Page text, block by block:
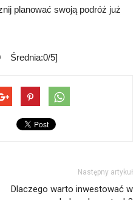
planować swoją podróż już
Średnia:0/5]
Następny artykuł
Dlaczego warto inwestować w